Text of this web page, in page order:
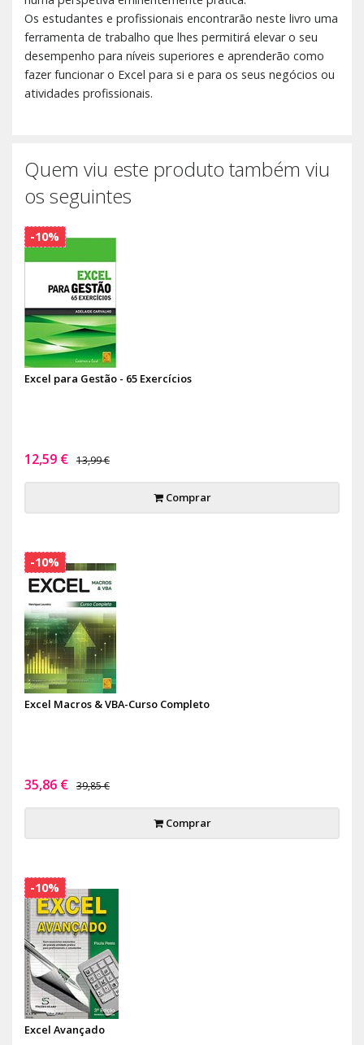
Os estudantes e profissionais encontrarão neste livro uma
ferramenta de trabalho que lhes permitirá elevar o seu
desempenho para níveis superiores e aprenderão como
fazer funcionar o Excel para si e para os seus negócios ou
atividades profissionais.
Quem viu este produto também viu
os seguintes
Excel para Gestão - 65 Exercícios
12,59 € 13,99 €
Comprar
-10%
Excel Macros & VBA-Curso Completo
35,86 € 39,85 €
Comprar
-10%
Excel Avançado
-10%